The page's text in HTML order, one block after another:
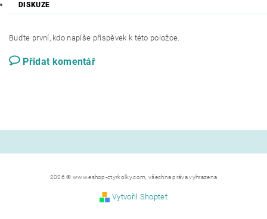
DISKUZE
Buďte první, kdo napíše příspěvek k této položce.
Přidat komentář
2026 © www.eshop-ctyrkolky.com, všechna práva vyhrazena
Vytvořil Shoptet